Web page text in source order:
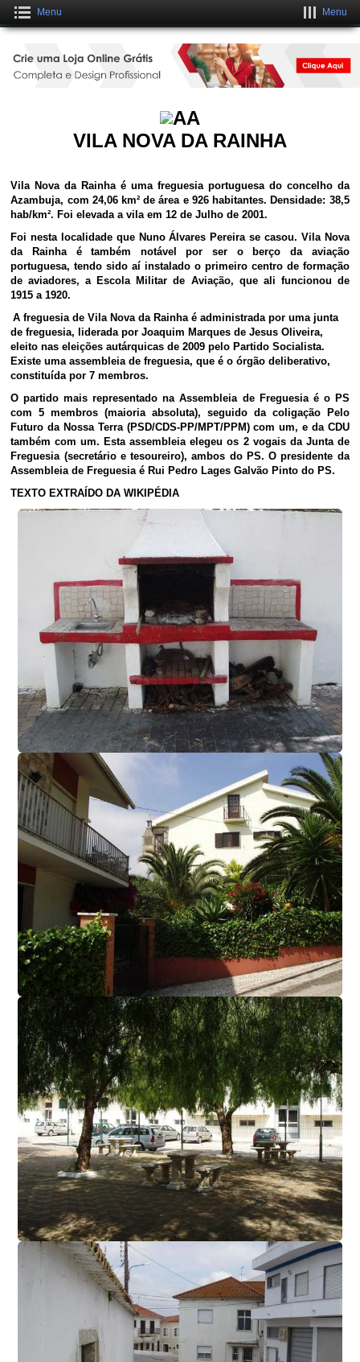
Menu Menu
VILA NOVA DA RAINHA
Vila Nova da Rainha é uma freguesia portuguesa do concelho da
Azambuja, com 24,06 km² de área e 926 habitantes. Densidade: 38,5
hab/km². Foi elevada a vila em 12 de Julho de 2001.
Foi nesta localidade que Nuno Álvares Pereira se casou. Vila Nova
da Rainha é também notável por ser o berço da aviação
portuguesa, tendo sido aí instalado o primeiro centro de formação
de aviadores, a Escola Militar de Aviação, que ali funcionou de
1915 a 1920.
A freguesia de Vila Nova da Rainha é administrada por uma junta
de freguesia, liderada por Joaquim Marques de Jesus Oliveira,
eleito nas eleições autárquicas de 2009 pelo Partido Socialista.
Existe uma assembleia de freguesia, que é o órgão deliberativo,
constituída por 7 membros.
O partido mais representado na Assembleia de Freguesia é o PS
com 5 membros (maioria absoluta), seguido da coligação Pelo
Futuro da Nossa Terra (PSD/CDS-PP/MPT/PPM) com um, e da CDU
também com um. Esta assembleia elegeu os 2 vogais da Junta de
Freguesia (secretário e tesoureiro), ambos do PS. O presidente da
Assembleia de Freguesia é Rui Pedro Lages Galvão Pinto do PS.
TEXTO EXTRAÍDO DA WIKIPÉDIA
Crie uma Loja Online Grátis